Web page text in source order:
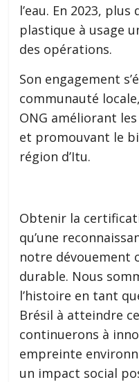
l’eau. En 2023,
plastique à usage
des opérations.
Son engagement
communauté
ONG améliorant
et promouvant le
région d’Itu.
Obtenir la
qu’une
notre dévouement
durable. Nous
l’histoire en tant
Brésil à atteindre
continuerons à
empreinte
un impact social